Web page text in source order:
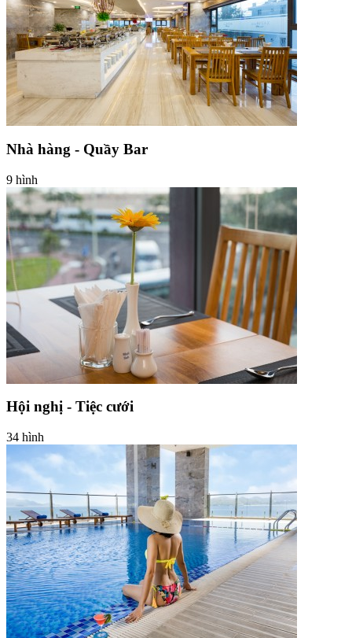
Nhà hàng - Quầy Bar
9 hình
Hội nghị - Tiệc cưới
34 hình